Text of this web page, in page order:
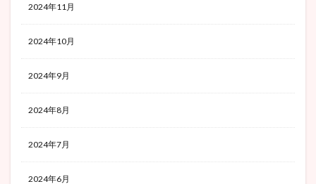
2024年11月
2024年10月
2024年9月
2024年8月
2024年7月
2024年6月